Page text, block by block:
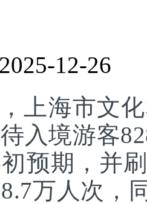
12-26
上海市文
入境游客
预期，并
万人次，